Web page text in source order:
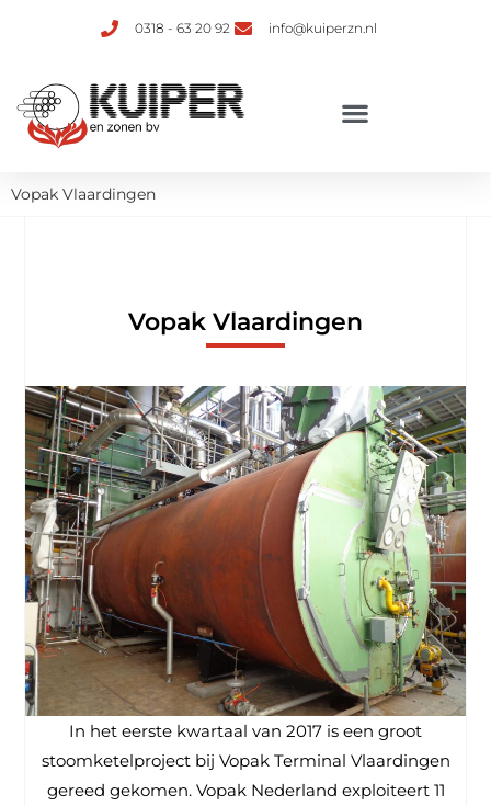
0318 - 63 20 92 info@kuiperzn.nl
Vopak Vlaardingen
Vopak Vlaardingen
In het eerste kwartaal van 2017 is een groot
stoomketelproject bij Vopak Terminal Vlaardingen
gereed gekomen. Vopak Nederland exploiteert 11